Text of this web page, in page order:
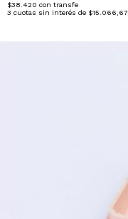
$38.420 con transfe
3 cuotas sin interés de $15.066,67